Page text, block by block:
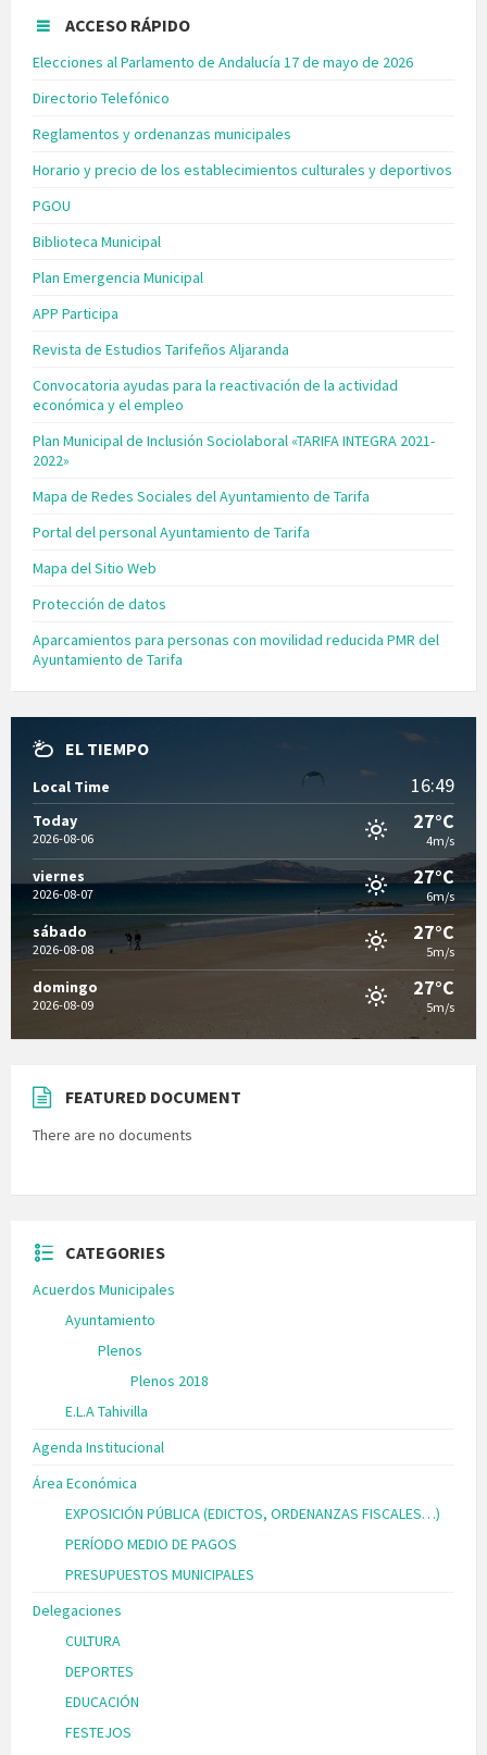
ACCESO RÁPIDO
Elecciones al Parlamento de Andalucía 17 de mayo de 2026
Directorio Telefónico
Reglamentos y ordenanzas municipales
Horario y precio de los establecimientos culturales y deportivos
PGOU
Biblioteca Municipal
Plan Emergencia Municipal
APP Participa
Revista de Estudios Tarifeños Aljaranda
Convocatoria ayudas para la reactivación de la actividad
económica y el empleo
Plan Municipal de Inclusión Sociolaboral «TARIFA INTEGRA 2021-
2022»
Mapa de Redes Sociales del Ayuntamiento de Tarifa
Portal del personal Ayuntamiento de Tarifa
Mapa del Sitio Web
Protección de datos
Aparcamientos para personas con movilidad reducida PMR del
Ayuntamiento de Tarifa
EL TIEMPO
Local Time 16:49
Today
2026-08-06
27°C
4m/s
viernes
2026-08-07
27°C
6m/s
sábado
2026-08-08
27°C
5m/s
domingo
2026-08-09
27°C
5m/s
FEATURED DOCUMENT
There are no documents
CATEGORIES
Acuerdos Municipales
Ayuntamiento
Plenos
Plenos 2018
E.L.A Tahivilla
Agenda Institucional
Área Económica
EXPOSICIÓN PÚBLICA (EDICTOS, ORDENANZAS FISCALES…)
PERÍODO MEDIO DE PAGOS
PRESUPUESTOS MUNICIPALES
Delegaciones
CULTURA
DEPORTES
EDUCACIÓN
FESTEJOS